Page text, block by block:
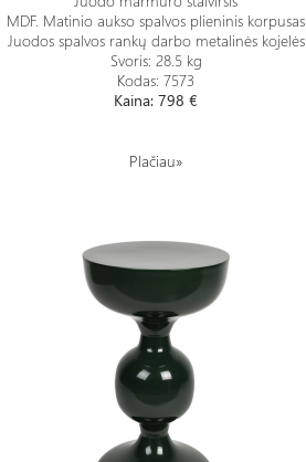
MDF. Matinio aukso spalvos plieninis korpusas
Juodos spalvos rankų darbo metalinės kojelės
Svoris: 28.5 kg
Kodas: 7573
Kaina: 798 €
Plačiau»